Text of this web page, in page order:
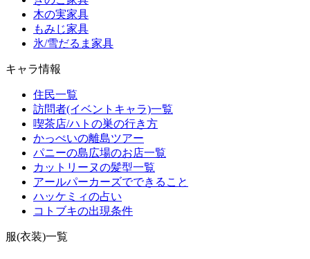
木の実家具
もみじ家具
氷/雪だるま家具
キャラ情報
住民一覧
訪問者(イベントキャラ)一覧
喫茶店/ハトの巣の行き方
かっぺいの離島ツアー
パニーの島広場のお店一覧
カットリーヌの髪型一覧
アールパーカーズでできること
ハッケミィの占い
コトブキの出現条件
服(衣装)一覧